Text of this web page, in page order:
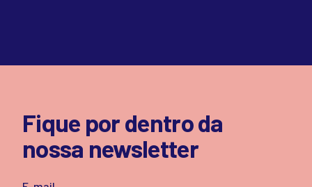
Fique por dentro da
nossa newsletter